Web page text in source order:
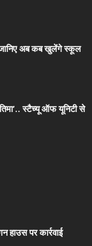
अब कब खुलेंगे स्कूल
स्टैच्यू ऑफ यूनिटी से
हाउस पर कार्रवाई